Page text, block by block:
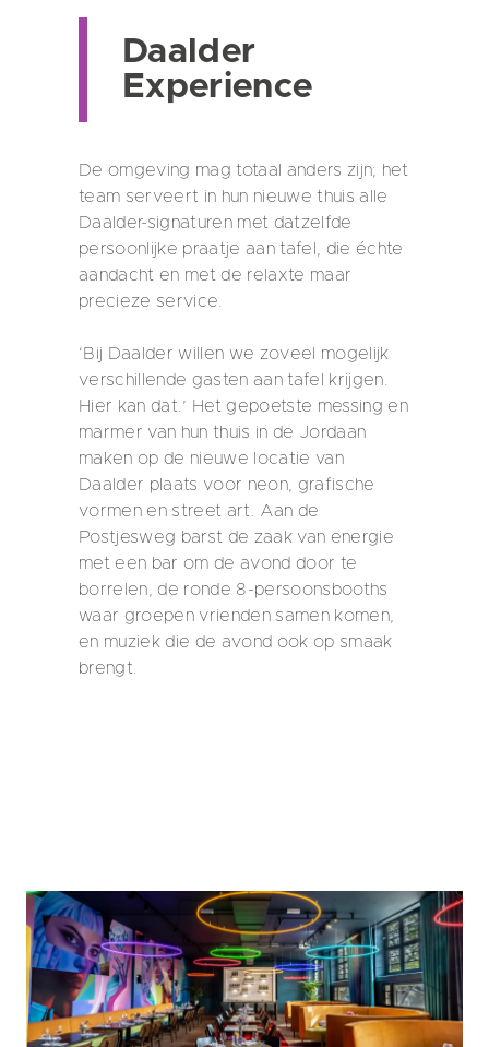
Daalder
Experience
De omgeving mag totaal anders zijn; het
team serveert in hun nieuwe thuis alle
Daalder-signaturen met datzelfde
persoonlijke praatje aan tafel, die échte
aandacht en met de relaxte maar
precieze service.
‘Bij Daalder willen we zoveel mogelijk
verschillende gasten aan tafel krijgen.
Hier kan dat.’ Het gepoetste messing en
marmer van hun thuis in de Jordaan
maken op de nieuwe locatie van
Daalder plaats voor neon, grafische
vormen en street art. Aan de
Postjesweg barst de zaak van energie
met een bar om de avond door te
borrelen, de ronde 8-persoonsbooths
waar groepen vrienden samen komen,
en muziek die de avond ook op smaak
brengt.